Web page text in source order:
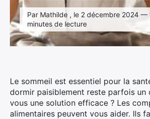
Par Mathilde , le 2 décembre 2024 —
minutes de lecture
Le sommeil est essentiel pour la
dormir paisiblement reste parfois un
vous une solution efficace ? Les
alimentaires peuvent vous aider. Ils